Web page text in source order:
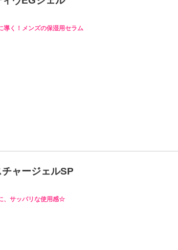
導く！メンズの保湿用セラム
ャージェルSP
、サッパリな使用感☆